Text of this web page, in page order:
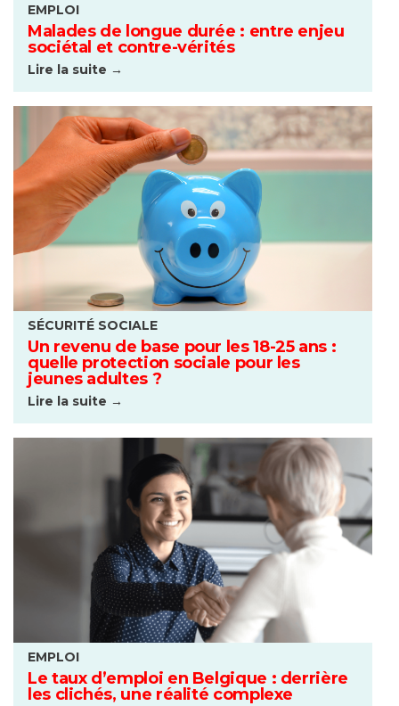
EMPLOI
Malades de longue durée : entre enjeu
sociétal et contre-vérités
Lire la suite →
SÉCURITÉ SOCIALE
Un revenu de base pour les 18-25 ans :
quelle protection sociale pour les
jeunes adultes ?
Lire la suite →
EMPLOI
Le taux d’emploi en Belgique : derrière
les clichés, une réalité complexe